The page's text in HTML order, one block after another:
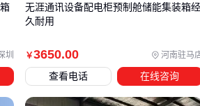
的防风沙设计。需要频繁移动的场合，
似可选实则必装
圳 ￥3650.00 河南驻马
无涯通讯设备配电柜预制舱储能集装箱
久耐用
查看电话 在线咨询